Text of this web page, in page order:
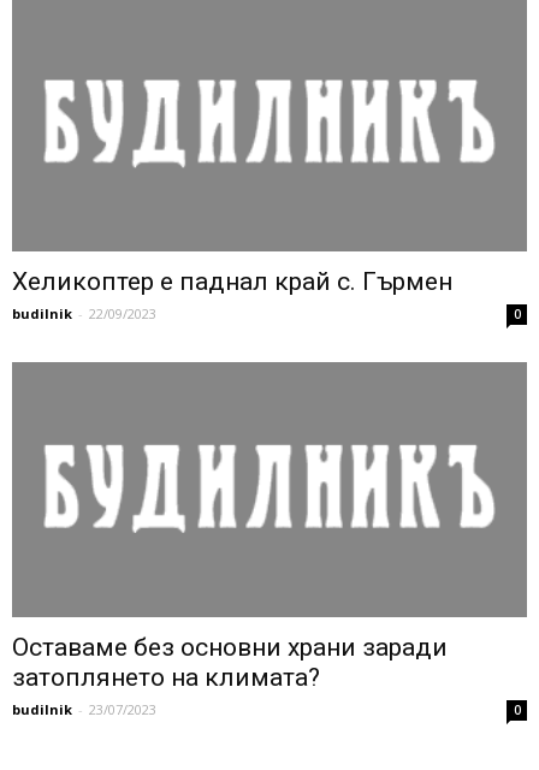
Хеликоптер е паднал край с. Гърмен
budilnik - 22/09/2023 0
Оставаме без основни храни заради
затоплянето на климата?
budilnik - 23/07/2023 0